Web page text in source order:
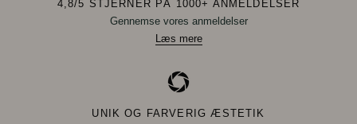
4,8/5 STJERNER PÅ 1000+ ANMELDELSER
Gennemse vores anmeldelser
Læs mere
UNIK OG FARVERIG ÆSTETIK